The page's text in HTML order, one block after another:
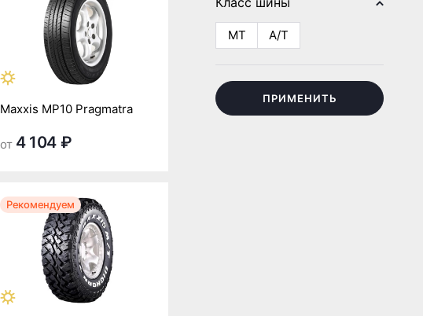
Maxxis MP10 Pragmatra
от 4 104 ₽
Рекомендуем
MT A/T
ПРИМЕНИТЬ